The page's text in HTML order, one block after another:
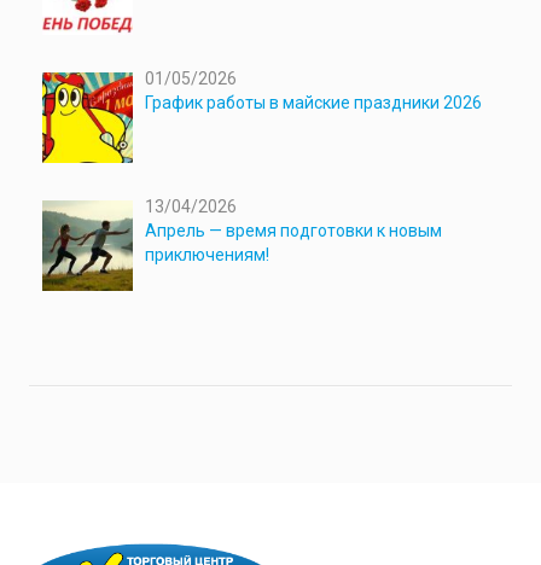
01/05/2026
График работы в майские праздники 2026
13/04/2026
Апрель — время подготовки к новым
приключениям!